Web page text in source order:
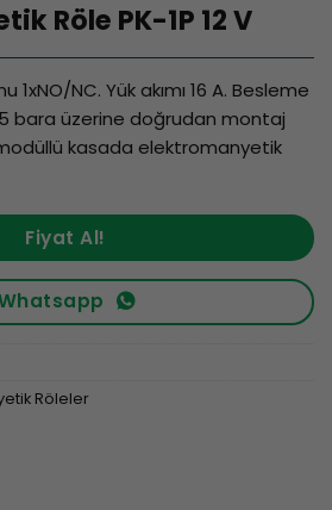
Röle PK-1P 12 V
NC. Yük akımı 16 A. Besleme
bara üzerine doğrudan montaj
kasada elektromanyetik
Fiyat Al!
Röleler